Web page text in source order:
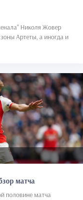
Николя Жовер
Артеты, а иногда и
матча
половине матча